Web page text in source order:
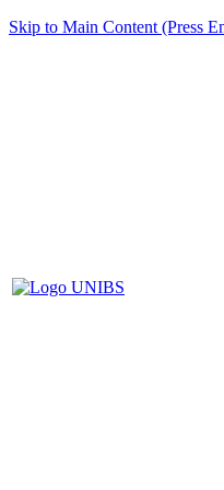
Skip to Main Content (Press